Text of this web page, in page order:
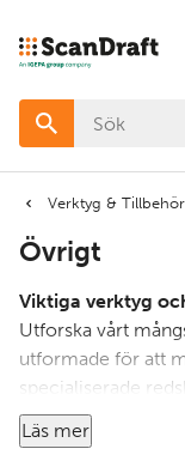
Verktyg & Tillbehör
Övrigt
Viktiga verktyg
Utforska vårt
utformade för att
specialiserade
högkvalitativa
du behöver
Läs mer
Filter
Artikel
Bredd
Rensa
Använd